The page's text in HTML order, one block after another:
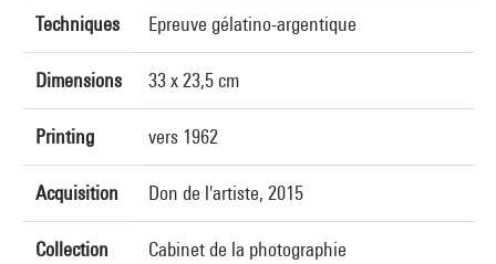
Techniques Epreuve gélatino-argentique
Dimensions 33 x 23,5 cm
Printing vers 1962
Acquisition Don de l'artiste, 2015
Collection
Cabinet de la photographie